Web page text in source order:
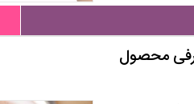
محصول